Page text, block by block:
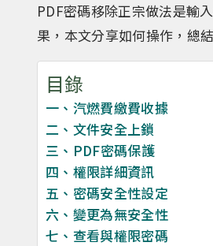
PDF密碼移除正宗做法是輸
果，本文分享如何操作，總
目錄
一、汽燃費繳費收據
二、文件安全上鎖
三、PDF密碼保護
四、權限詳細資訊
五、密碼安全性設定
六、變更為無安全性
七、查看與權限密碼